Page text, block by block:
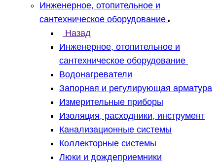
Инженерное, отопительное и
сантехническое оборудование
Назад
Инженерное, отопительное и
сантехническое оборудование
Водонагреватели
Запорная и регулирующая арматура
Измерительные приборы
Изоляция, расходники, инструмент
Канализационные системы
Коллекторные системы
Люки и дождеприемники